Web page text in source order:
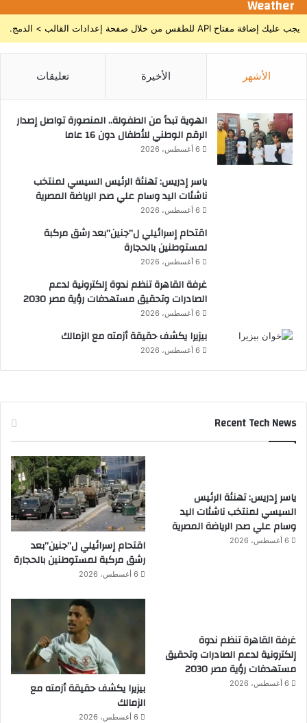
يم
Weather
يجب عليك إضافة مفتاح API للطقس من خلال صفحة إعدادات القالب > الدمج.
الأشهر الأخيرة تعليقات
الهوية تبدأ من الطفولة.. المنصورة تواصل إصدار
الرقم الوطني للأطفال دون 16 عاما
6 أغسطس، 2026
ياسر إدريس: تهنئة الرئيس السيسي لمنتخب
ناشئات اليد وسام علي صدر الرياضة المصرية
6 أغسطس، 2026
اقتحام إسرائيلي ل”جنين”بعد رشق مركبة
لمستوطنين بالحجارة
6 أغسطس، 2026
غرفة القاهرة تنظم ندوة إلكترونية لدعم
الصادرات وتحقيق مستهدفات رؤية مصر 2030
6 أغسطس، 2026
بيزيرا يكشف حقيقة أزمته مع الزمالك
6 أغسطس، 2026
Recent Tech News
ياسر إدريس: تهنئة الرئيس
السيسي لمنتخب ناشئات اليد
وسام علي صدر الرياضة المصرية
6 أغسطس، 2026
اقتحام إسرائيلي ل”جنين”بعد
رشق مركبة لمستوطنين بالحجارة
6 أغسطس، 2026
غرفة القاهرة تنظم ندوة
إلكترونية لدعم الصادرات وتحقيق
مستهدفات رؤية مصر 2030
6 أغسطس، 2026
بيزيرا يكشف حقيقة أزمته مع
الزمالك
6 أغسطس، 2026